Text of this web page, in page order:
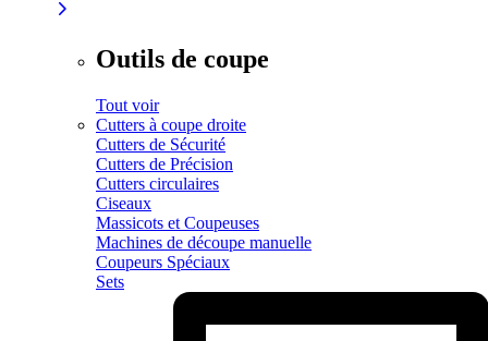
Outils de coupe
Tout voir
Cutters à coupe droite
Cutters de Sécurité
Cutters de Précision
Cutters circulaires
Ciseaux
Massicots et Coupeuses
Machines de découpe manuelle
Coupeurs Spéciaux
Sets